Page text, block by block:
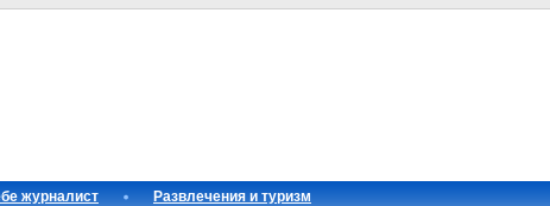
журналист
Развлечения и туризм